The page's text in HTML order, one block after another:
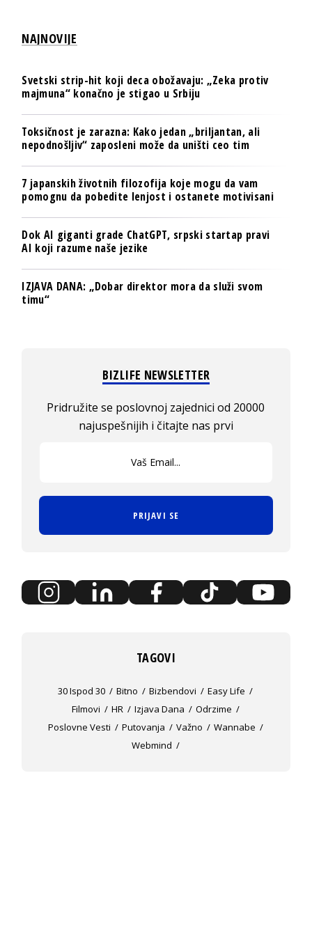
NAJNOVIJE
Svetski strip-hit koji deca obožavaju: „Zeka protiv
majmuna“ konačno je stigao u Srbiju
Toksičnost je zarazna: Kako jedan „briljantan, ali
nepodnošljiv“ zaposleni može da uništi ceo tim
7 japanskih životnih filozofija koje mogu da vam
pomognu da pobedite lenjost i ostanete motivisani
Dok AI giganti grade ChatGPT, srpski startap pravi
AI koji razume naše jezike
IZJAVA DANA: „Dobar direktor mora da služi svom
timu“
BIZLIFE NEWSLETTER
Pridružite se poslovnoj zajednici od 20000
najuspešnijih i čitajte nas prvi
PRIJAVI SE
TAGOVI
30 Ispod 30 Bitno Bizbendovi
Easy Life
Filmovi
HR Izjava Dana
Odrzime
Poslovne Vesti
Putovanja Važno
Wannabe
Webmind